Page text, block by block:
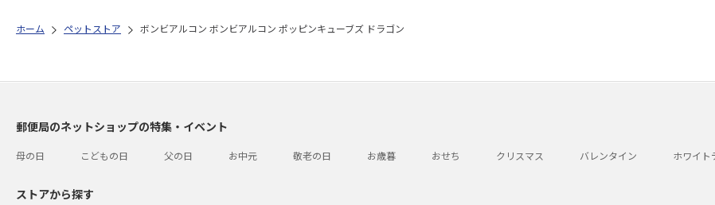
ホーム ペットストア ボンビアルコン ボンビアルコン ポッピンキューブズ ドラゴン
郵便局のネットショップの特集・イベント
母の日 こどもの日 父の日 お中元 敬老の日 お歳暮 おせち クリスマス バレンタイン ホワイト
ストアから探す